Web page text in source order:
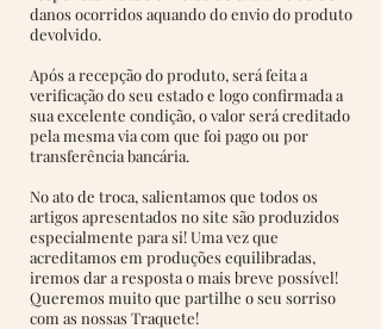
danos ocorridos aquando do envio do produto
devolvido.
Após a recepção do produto, será feita a
verificação do seu estado e logo confirmada a
sua excelente condição, o valor será creditado
pela mesma via com que foi pago ou por
transferência bancária.
No ato de troca, salientamos que todos os
artigos apresentados no site são produzidos
especialmente para si! Uma vez que
acreditamos em produções equilibradas,
iremos dar a resposta o mais breve possível!
Queremos muito que partilhe o seu sorriso
com as nossas Traquete!